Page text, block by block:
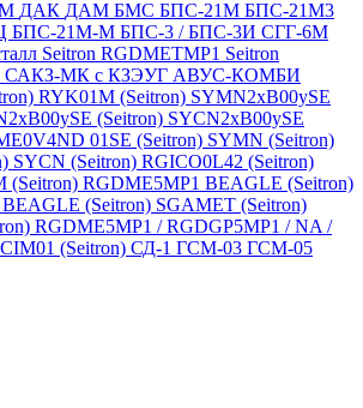
ДАК ДАМ БМС БПС-21М БПС-21М3
БПС-21М-М БПС-3 / БПС-3И СГГ-6М
Seitron RGDMETMP1 Seitron
САКЗ-МК с КЗЭУГ АВУС-КОМБИ
RYK01M (Seitron) SYMN2хB00ySE
(Seitron) SYCN2xB00ySE
01SE (Seitron) SYMN (Seitron)
SYCN (Seitron) RGICO0L42 (Seitron)
(Seitron) RGDME5MP1 BEAGLE (Seitron)
(Seitron) SGAMET (Seitron)
RGDME5MP1 / RGDGP5MP1 / NA /
(Seitron) СД-1 ГСМ-03 ГСМ-05